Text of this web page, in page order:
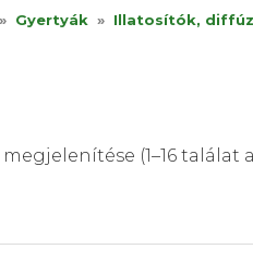
» Gyertyák » Illatosítók,
(1–16 találat